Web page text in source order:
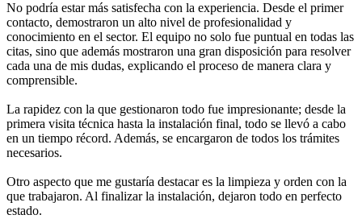
No podría estar más satisfecha con la experiencia. Desde el primer
contacto, demostraron un alto nivel de profesionalidad y
conocimiento en el sector. El equipo no solo fue puntual en todas las
citas, sino que además mostraron una gran disposición para resolver
cada una de mis dudas, explicando el proceso de manera clara y
comprensible.
La rapidez con la que gestionaron todo fue impresionante; desde la
primera visita técnica hasta la instalación final, todo se llevó a cabo
en un tiempo récord. Además, se encargaron de todos los trámites
necesarios.
Otro aspecto que me gustaría destacar es la limpieza y orden con la
que trabajaron. Al finalizar la instalación, dejaron todo en perfecto
estado.